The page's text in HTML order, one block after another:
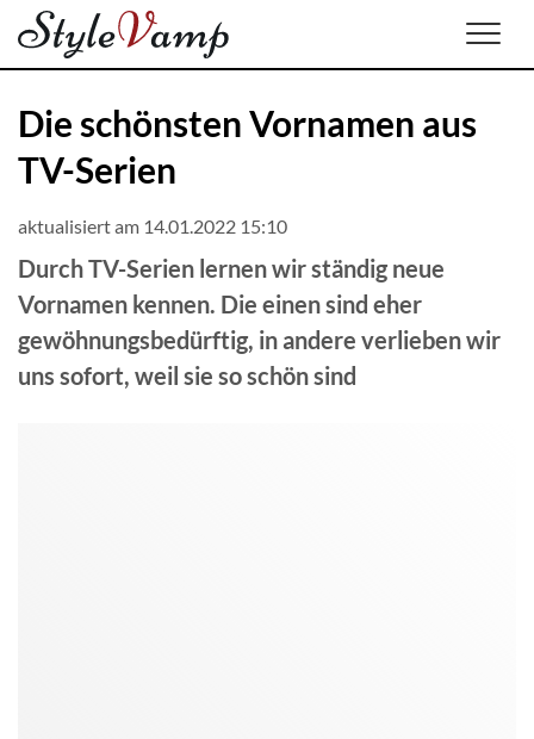
Die schönsten Vornamen aus
TV-Serien
aktualisiert am 14.01.2022 15:10
Durch TV-Serien lernen wir ständig neue
Vornamen kennen. Die einen sind eher
gewöhnungsbedürftig, in andere verlieben wir
uns sofort, weil sie so schön sind